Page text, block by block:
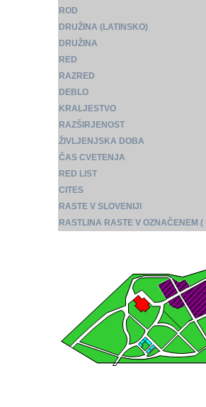
ROD
DRUŽINA (LATINSKO)
DRUŽINA
RED
RAZRED
DEBLO
KRALJESTVO
RAZŠIRJENOST
ŽIVLJENJSKA DOBA
ČAS CVETENJA
RED LIST
CITES
RASTE V SLOVENIJI
RASTLINA RASTE V OZNAČENEM (